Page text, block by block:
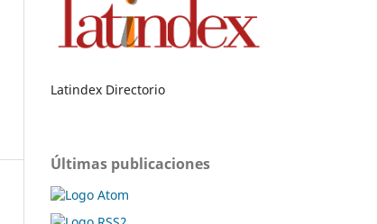
Latindex Directorio
Últimas publicaciones